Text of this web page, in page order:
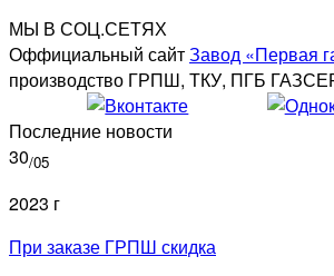
МЫ В СОЦ.СЕТЯХ
Оффициальный сайтЗавод «Первая
производство ГРПШ, ТКУ, ПГБ
Последние новости
30/05
2023 г
При заказе ГРПШ скидка